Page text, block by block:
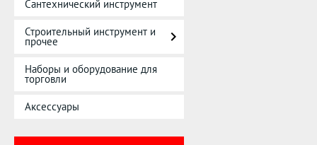
Сантехнический инструмент
Строительный инструмент и
прочее
Наборы и оборудование для
торговли
Аксессуары